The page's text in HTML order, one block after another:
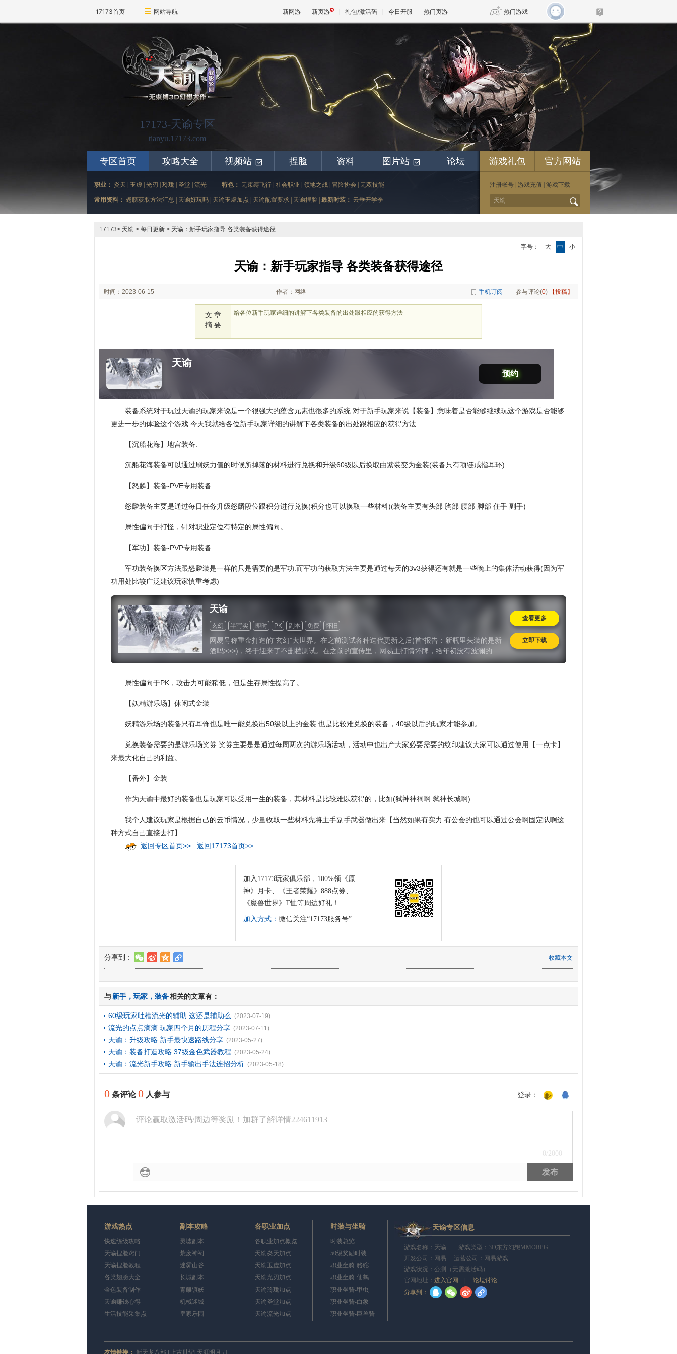
17173首页 网站导航 新网游 新页游 礼包/激活码 今日开服 热门页游 热门游戏
魔兽 DNF
天堂 剑网3旗舰版 新天龙八部
王权与自由 诛仙世界 仙剑世界
17173-天谕专区
tianyu.17173.com
专区首页 攻略大全 视频站 + 捏脸 资料 图片站 + 论坛
职业： 炎天 玉虚 光刃 玲珑 圣堂 流光 特色： 无束缚飞行 社会职业 领地之战 冒险协会 无双技能
常用资料： 翅膀获取方法汇总 天谕好玩吗 天谕玉虚加点 天谕配置要求 天谕捏脸 最新时装： 云垂开学季
游戏礼包 官方网站
注册帐号 游戏充值 游戏下载
*
17173> 天谕 > 每日更新 > 天谕：新手玩家指导 各类装备获得途径
字号： 大 中 小
天谕：新手玩家指导 各类装备获得途径
时间：2023-06-15 作者：网络 手机订阅 参与评论(0) 【投稿】
文 章
摘 要
给各位新手玩家详细的讲解下各类装备的出处跟相应的获得方法
天谕
预约
装备系统对于玩过天谕的玩家来说是一个很强大的蕴含元素也很多的系统.对于新手玩家来说【装备】意味着是否能够继续玩这个游戏是否能够
更进一步的体验这个游戏.今天我就给各位新手玩家详细的讲解下各类装备的出处跟相应的获得方法.
【沉船花海】地宫装备.
沉船花海装备可以通过刷妖力值的时候所掉落的材料进行兑换和升级60级以后换取由紫装变为金装(装备只有项链戒指耳环).
【怒麟】装备-PVE专用装备
怒麟装备主要是通过每日任务升级怒麟段位跟积分进行兑换(积分也可以换取一些材料)(装备主要有头部 胸部 腰部 脚部 住手 副手)
属性偏向于打怪，针对职业定位有特定的属性偏向。
【军功】装备-PVP专用装备
军功装备换区方法跟怒麟装是一样的只是需要的是军功.而军功的获取方法主要是通过每天的3v3获得还有就是一些晚上的集体活动获得(因为军
功用处比较广泛建议玩家慎重考虑)
天谕
玄幻 半写实 即时 PK 副本 免费 怀旧
网易号称重金打造的“玄幻”大世界。在之前测试各种迭代更新之后(首*报告：新瓶里头装的是新
酒吗>>>)，终于迎来了不删档测试。在之前的宣传里，网易主打情怀牌，给年初没有波澜的
MMORPG新游市场，注
查看更多
立即下载
属性偏向于PK，攻击力可能稍低，但是生存属性提高了。
【妖精游乐场】休闲式金装
妖精游乐场的装备只有耳饰也是唯一能兑换出50级以上的金装.也是比较难兑换的装备，40级以后的玩家才能参加。
兑换装备需要的是游乐场奖券.奖券主要是是通过每周两次的游乐场活动，活动中也出产大家必要需要的纹印建议大家可以通过使用【一点卡】
来最大化自己的利益。
【番外】金装
作为天谕中最好的装备也是玩家可以受用一生的装备，其材料是比较难以获得的，比如(弑神神祠啊 弑神长城啊)
我个人建议玩家是根据自己的云币情况，少量收取一些材料先将主手副手武器做出来【当然如果有实力 有公会的也可以通过公会啊固定队啊这
种方式自己直接去打】
返回专区首页>>
返回17173首页>>
加入17173玩家俱乐部，100%领《原
神》月卡、《王者荣耀》888点券、
《魔兽世界》T恤等周边好礼！
加入方式： 微信关注“17173服务号”
分享到： w t z l 收藏本文
与新手 ， 玩家 ， 装备相关的文章有：
60级玩家吐槽流光的辅助 这还是辅助么 (2023-07-19)
流光的点点滴滴 玩家四个月的历程分享 (2023-07-11)
天谕：升级攻略 新手最快速路线分享 (2023-05-27)
天谕：装备打造攻略 37级金色武器教程 (2023-05-24)
天谕：流光新手攻略 新手输出手法连招分析 (2023-05-18)
0 条评论0 人参与 登录：
评论赢取激活码/周边等奖励！加群了解详情224611913
0 /2000
发布
游戏热点
快速练级攻略
天谕捏脸窍门
天谕捏脸教程
各类翅膀大全
金色装备制作
天谕赚钱心得
生活技能采集点
副本攻略
灵墟副本
荒废神祠
迷雾山谷
长城副本
青麒镇妖
机械迷城
皇家乐园
各职业加点
各职业加点概览
天谕炎天加点
天谕玉虚加点
天谕光刃加点
天谕玲珑加点
天谕圣堂加点
天谕流光加点
时装与坐骑
时装总览
50级奖励时装
职业坐骑-骆驼
职业坐骑-仙鹤
职业坐骑-甲虫
职业坐骑-白象
职业坐骑-巨兽骑
天谕专区信息
游戏名称：天谕 游戏类型：3D东方幻想MMORPG
开发公司：网易 运营公司：网易游戏
游戏状况：公测（无需激活码）
官网地址： 进入官网
论坛讨论
分享到：
q w t l